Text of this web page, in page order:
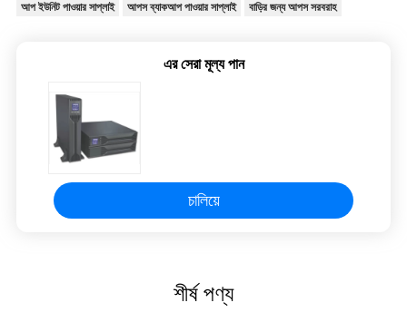
আপ ইউনিট পাওয়ার সাপ্লাই আপস ব্যাকআপ পাওয়ার সাপ্লাই বাড়ির জন্য আপস সরবরাহ
এর সেরা মূল্য পান
চালিয়ে
শীর্ষ পণ্য